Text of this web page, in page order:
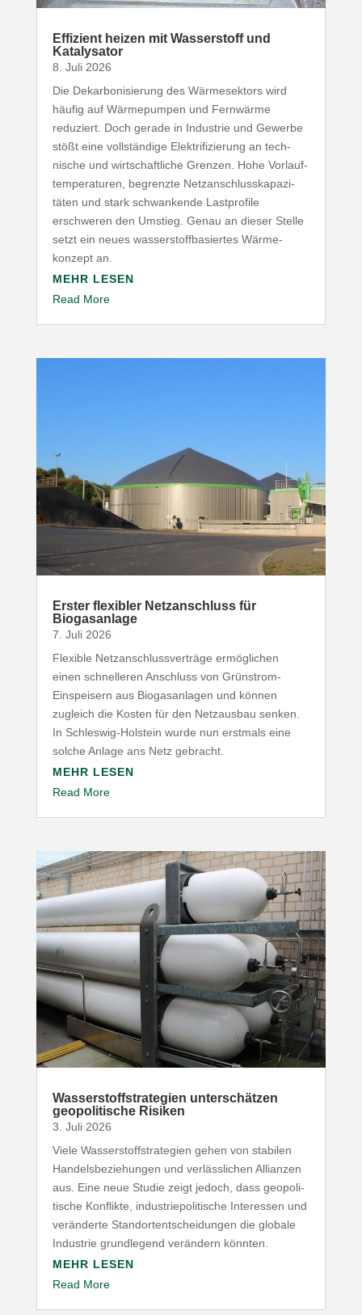
Effizient heizen mit Wasser­stoff und
Katalysator
8. Juli 2026
Die Dekar­bo­ni­sierung des Wärme­sektors wird
häufig auf Wärme­pumpen und Fernwärme
reduziert. Doch gerade in Industrie und Gewerbe
stößt eine voll­ständige Elek­tri­fi­zierung an tech­
nische und wirt­schaft­liche Grenzen. Hohe Vorlauf­
tem­pe­ra­turen, begrenzte Netz­an­schluss­ka­pa­zi­
täten und stark schwan­kende Last­profile
erschweren den Umstieg. Genau an dieser Stelle
setzt ein neues wasser­stoff­ba­siertes Wärme­
konzept an.
MEHR LESEN
Read More
Erster flexibler Netz­an­schluss für
Biogasanlage
7. Juli 2026
Flexible Netz­an­schluss­ver­träge ermög­lichen
einen schnel­leren Anschluss von Grünstrom-​
Einspeisern aus Biogas­an­lagen und können
zugleich die Kosten für den Netz­ausbau senken.
In Schleswig-​Holstein wurde nun erstmals eine
solche Anlage ans Netz gebracht.
MEHR LESEN
Read More
Wasser­stoff­stra­tegien unter­schätzen
geopo­li­tische Risiken
3. Juli 2026
Viele Wasser­stoff­stra­tegien gehen von stabilen
Handels­be­zie­hungen und verläss­lichen Allianzen
aus. Eine neue Studie zeigt jedoch, dass geopo­li­
tische Konflikte, indus­trie­po­li­tische Inter­essen und
verän­derte Stand­ort­ent­schei­dungen die globale
Industrie grund­legend verändern könnten.
MEHR LESEN
Read More